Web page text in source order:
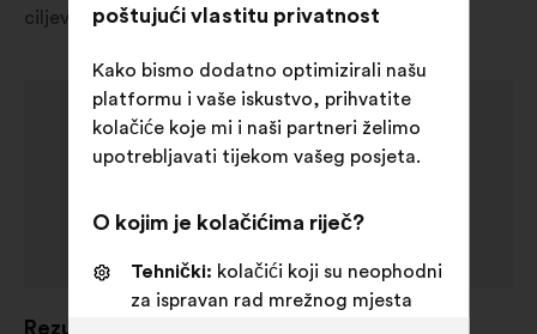
ciljeva.
Rezultati će uskoro biti dostupni, ali do tada
poštujući vlastitu privatnost
Kako bismo dodatno optimizirali našu
platformu i vaše iskustvo, prihvatite
kolačiće koje mi i naši partneri želimo
upotrebljavati tijekom vašeg posjeta.
O kojim je kolačićima riječ?
Tehnički: kolačići koji su neophodni
za ispravan rad mrežnog mjesta